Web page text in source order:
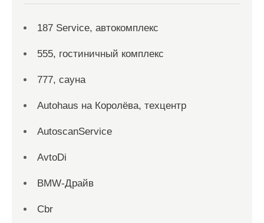
187 Service, автокомплекс
555, гостиничный комплекс
777, сауна
Autohaus на Королёва, техцентр
AutoscanService
AvtoDi
BMW-Драйв
Cbr